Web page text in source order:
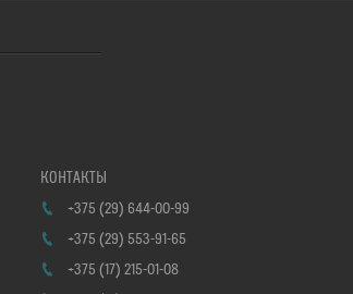
+375 (29) 644-00-99
+375 (29) 553-91-65
+375 (17) 215-01-08